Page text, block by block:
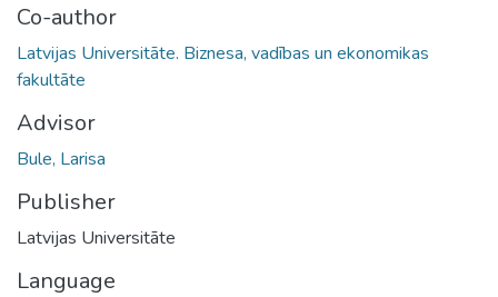
Co-author
Latvijas Universitāte. Biznesa, vadības un ekonomikas
fakultāte
Advisor
Bule, Larisa
Publisher
Latvijas Universitāte
Language